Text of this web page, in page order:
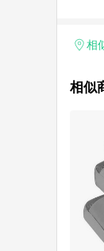
相
相似